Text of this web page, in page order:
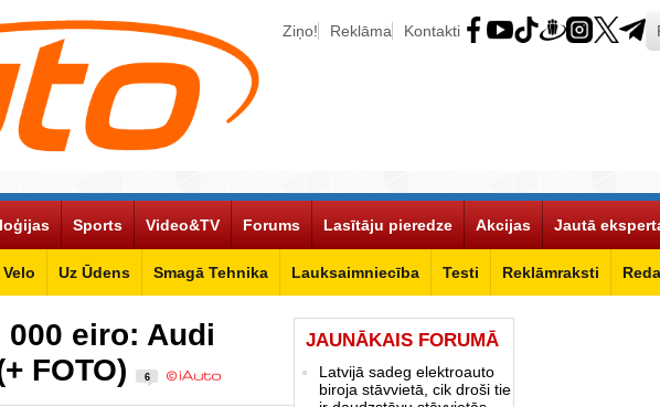
Ziņo! Reklāma Kontakti
Velo Uz Ūdens Smagā Tehnika Lauksaimniecība Testi Reklāmraksti
Sports Video&TV Forums Lasītāju pieredze Akcijas Jautā
eiro: Audi
FOTO)
6
JAUNĀKAIS FORUMĀ
Latvijā sadeg elektroauto
biroja stāvvietā, cik droši tie